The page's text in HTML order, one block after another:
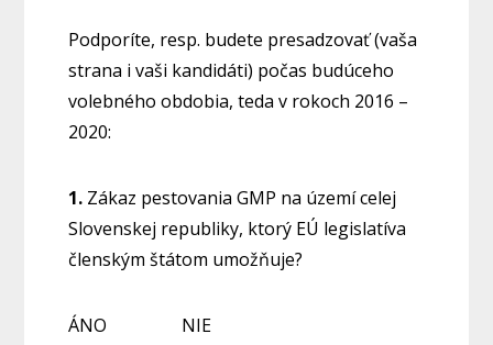
Podporíte, resp. budete presadzovať (vaša
strana i vaši kandidáti) počas budúceho
volebného obdobia, teda v rokoch 2016 –
2020:
1. Zákaz pestovania GMP na území celej
Slovenskej republiky, ktorý EÚ legislatíva
členským štátom umožňuje?
ÁNO NIE